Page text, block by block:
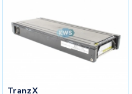
TranzX